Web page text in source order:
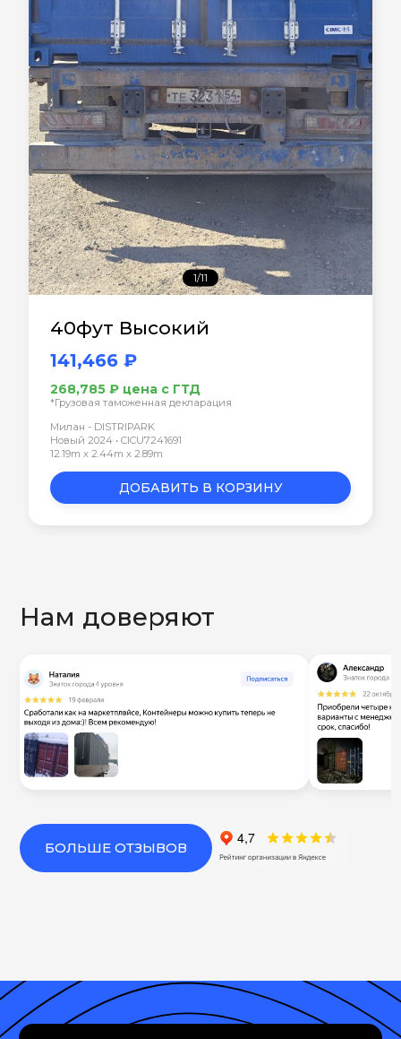
1/11
40фут Высокий
141,466 ₽
268,785 ₽ цена с ГТД
*Грузовая таможенная декларация
Милан - DISTRIPARK
Новый 2024 • CICU7241691
12.19m x 2.44m x 2.89m
ДОБАВИТЬ В КОРЗИНУ
Нам доверяют
БОЛЬШЕ ОТЗЫВОВ